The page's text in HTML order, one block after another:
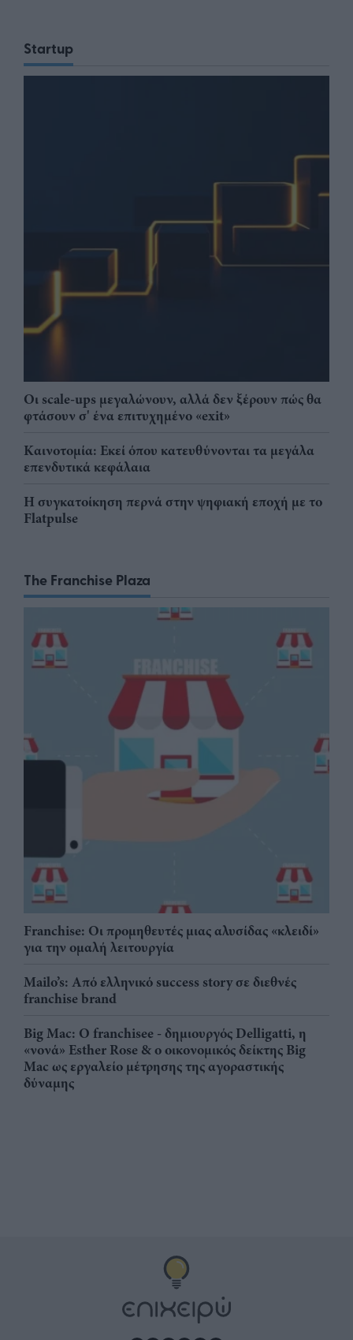
Startup
Οι scale-ups μεγαλώνουν, αλλά δεν ξέρουν πώς θα
φτάσουν σ' ένα επιτυχημένο «exit»
Καινοτομία: Εκεί όπου κατευθύνονται τα μεγάλα
επενδυτικά κεφάλαια
Η συγκατοίκηση περνά στην ψηφιακή εποχή με το
Flatpulse
The Franchise Plaza
Franchise: Οι προμηθευτές μιας αλυσίδας «κλειδί»
για την ομαλή λειτουργία
Mailo’s: Από ελληνικό success story σε διεθνές
franchise brand
Big Mac: Ο franchisee - δημιουργός Delligatti, η
«νονά» Esther Rose & ο οικονομικός δείκτης Big
Mac ως εργαλείο μέτρησης της αγοραστικής
δύναμης